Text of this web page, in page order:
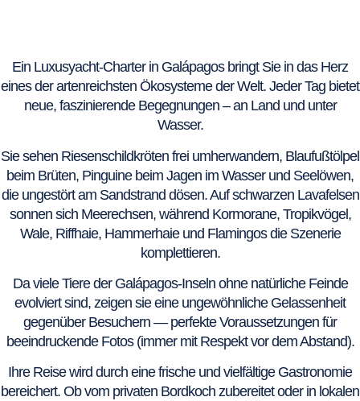
Ein Luxusyacht-Charter in Galápagos bringt Sie in das Herz
eines der artenreichsten Ökosysteme der Welt. Jeder Tag bietet
neue, faszinierende Begegnungen – an Land und unter
Wasser.
Sie sehen Riesenschildkröten frei umherwandern, Blaufußtölpel
beim Brüten, Pinguine beim Jagen im Wasser und Seelöwen,
die ungestört am Sandstrand dösen. Auf schwarzen Lavafelsen
sonnen sich Meerechsen, während Kormorane, Tropikvögel,
Wale, Riffhaie, Hammerhaie und Flamingos die Szenerie
komplettieren.
Da viele Tiere der Galápagos-Inseln ohne natürliche Feinde
evolviert sind, zeigen sie eine ungewöhnliche Gelassenheit
gegenüber Besuchern — perfekte Voraussetzungen für
beeindruckende Fotos (immer mit Respekt vor dem Abstand).
Ihre Reise wird durch eine frische und vielfältige Gastronomie
bereichert. Ob vom privaten Bordkoch zubereitet oder in lokalen